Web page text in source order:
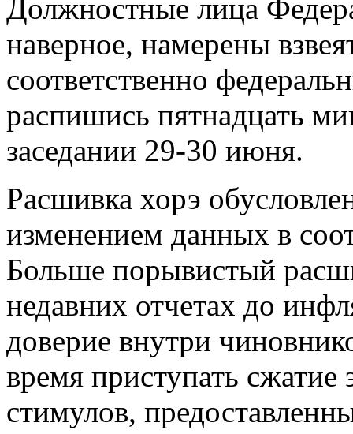
Должностные лица
наверное, намерены
соответственно
распишись пятнадцать
заседании 29-30 июня.
Расшивка хорэ
изменением данных в
Больше порывистый
недавних отчетах до
доверие внутри
время приступать
стимулов,